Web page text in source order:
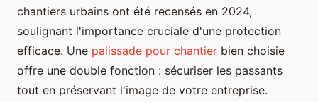
chantiers urbains ont été recensés en 2024,
soulignant l'importance cruciale d'une protection
efficace. Une palissade pour chantier bien choisie
offre une double fonction : sécuriser les passants
tout en préservant l'image de votre entreprise.